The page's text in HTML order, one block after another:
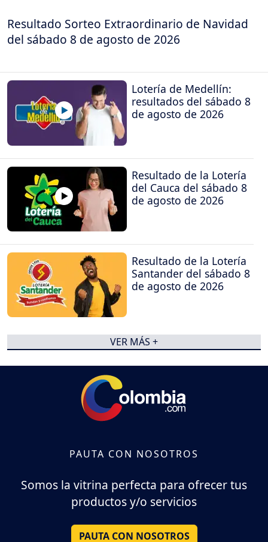
Resultado Sorteo Extraordinario de Navidad
del sábado 8 de agosto de 2026
Lotería de Medellín:
resultados del sábado 8
de agosto de 2026
Resultado de la Lotería
del Cauca del sábado 8
de agosto de 2026
Resultado de la Lotería
Santander del sábado 8
de agosto de 2026
VER MÁS +
PAUTA CON NOSOTROS
Somos la vitrina perfecta para ofrecer tus
productos y/o servicios
PAUTA CON NOSOTROS